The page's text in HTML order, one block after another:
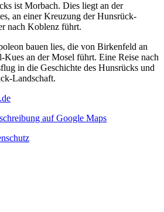
ist Morbach. Dies liegt an der
an einer Kreuzung der Hunsrück-
nach Koblenz führt.
bauen lies, die von Birkenfeld an
Kues an der Mosel führt. Eine Reise nach
in die Geschichte des Hunsrücks und
Landschaft.
auf Google Maps